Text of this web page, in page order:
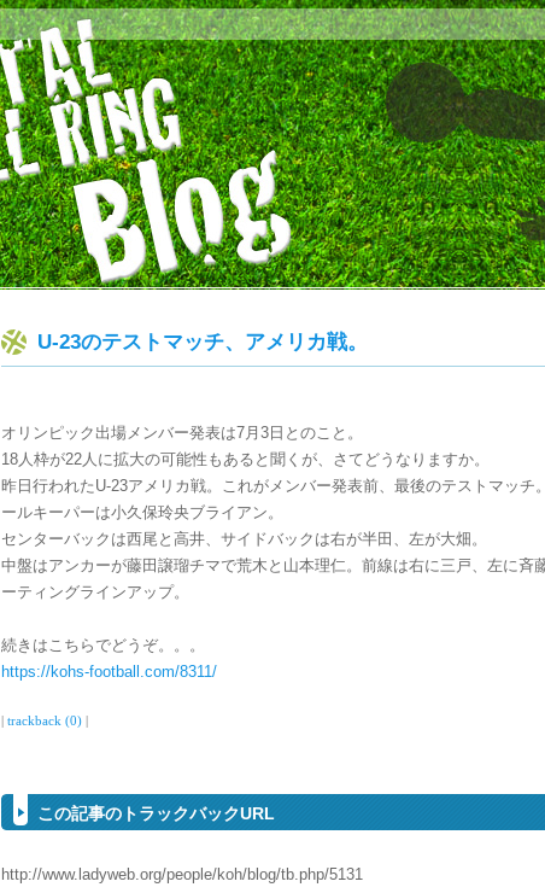
U-23のテストマッチ、アメリカ戦。
オリンピック出場メンバー発表は7月3日とのこと。
18人枠が22人に拡大の可能性もあると聞くが、さてどうなりますか。
昨日行われたU-23アメリカ戦。これがメンバー発表前、最後のテストマッチ
ールキーパーは小久保玲央ブライアン。
センターバックは西尾と高井、サイドバックは右が半田、左が大畑。
中盤はアンカーが藤田譲瑠チマで荒木と山本理仁。前線は右に三戸、左に斉
ーティングラインアップ。
続きはこちらでどうぞ。。。
https://kohs-football.com/8311/
| trackback (0) |
この記事のトラックバックURL
http://www.ladyweb.org/people/koh/blog/tb.php/5131